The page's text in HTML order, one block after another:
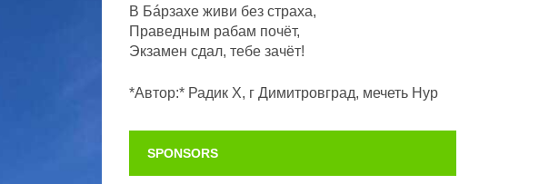
В Бáрзахе живи без страха,
Праведным рабам почëт,
Экзамен сдал, тебе зачёт!
*Автор:* Радик Х, г Димитровград, мечеть Нур
SPONSORS